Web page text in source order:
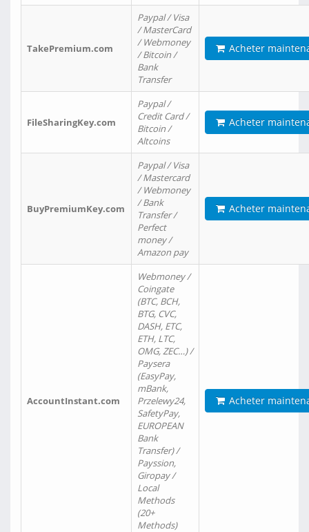
TakePremium.com
Paypal / Visa
/ MasterCard
/ Webmoney
/ Bitcoin /
Bank
Transfer
Acheter
FileSharingKey.com
Paypal /
Credit Card /
Bitcoin /
Altcoins
Acheter
BuyPremiumKey.com
Paypal / Visa
/ Mastercard
/ Webmoney
/ Bank
Transfer /
Perfect
money /
Amazon pay
Acheter
AccountInstant.com
Webmoney /
Coingate
(BTC, BCH,
BTG, CVC,
DASH, ETC,
ETH, LTC,
OMG, ZEC…) /
Paysera
(EasyPay,
mBank,
Przelewy24,
SafetyPay,
EUROPEAN
Bank
Transfer) /
Payssion,
Giropay /
Local
Methods
(20+
Methods)
Acheter